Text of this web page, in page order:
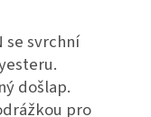
se svrchní
došlap.
pro